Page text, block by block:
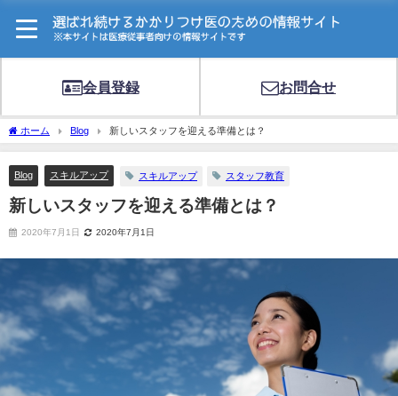
会員登録 お問合せ
ホーム Blog 新しいスタッフを迎える準備とは？
Blog スキルアップ スキルアップ スタッフ教育
新しいスタッフを迎える準備とは？
2020年7月1日 2020年7月1日